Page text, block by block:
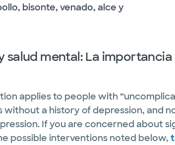
bisonte, venado, alce y
salud mental: La importancia
applies to people with
without a history of depression, and
If you are concerned about
possible interventions noted below,